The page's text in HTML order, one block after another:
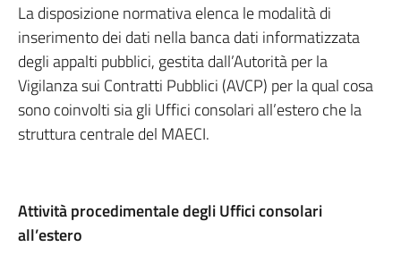
La disposizione normativa elenca le modalità di
inserimento dei dati nella banca dati informatizzata
degli appalti pubblici, gestita dall’Autorità per la
Vigilanza sui Contratti Pubblici (AVCP) per la qual cosa
sono coinvolti sia gli Uffici consolari all’estero che la
struttura centrale del MAECI.
Attività procedimentale degli Uffici consolari
all’estero